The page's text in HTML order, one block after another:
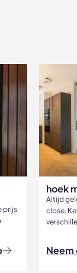
prijs
hoek
Altijd
close.